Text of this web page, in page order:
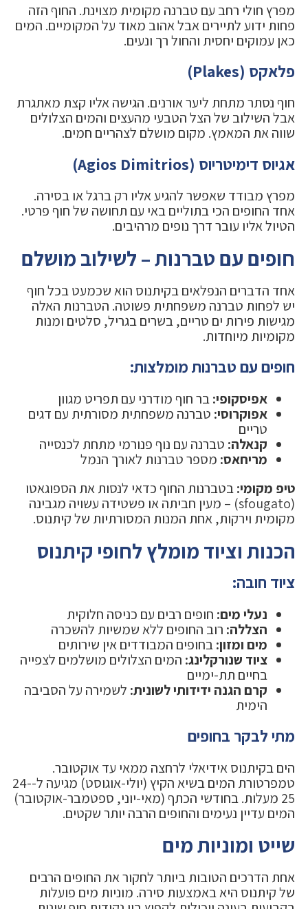
מפרץ חולי רחב עם טברנה מקומית מצוינת. החוף הזה
פחות ידוע לתיירים אבל אהוב מאוד על המקומיים. המים
כאן עמוקים יחסית והחול רך ונעים.
פלאקס (Plakes)
חוף נסתר מתחת ליער אורנים. הגישה אליו קצת מאתגרת
אבל השילוב של הצל הטבעי מהעצים והמים הצלולים
שווה את המאמץ. מקום מושלם לצהריים חמים.
אגיוס דימיטריוס (Agios Dimitrios)
מפרץ מבודד שאפשר להגיע אליו רק ברגל או בסירה.
אחד החופים הכי בתוליים באי עם תחושה של חוף פרטי.
הטיול אליו עובר דרך נופים מרהיבים.
חופים עם טברנות – לשילוב מושלם
אחד הדברים הנפלאים בקיתנוס הוא שכמעט בכל חוף
יש לפחות טברנה משפחתית פשוטה. הטברנות האלה
מגישות פירות ים טריים, בשרים בגריל, סלטים ומנות
מקומיות מיוחדות.
חופים עם טברנות מומלצות:
אפיסקופי:בר חוף מודרני עם תפריט מגוון
אפוקרוסי: טברנה משפחתית מסורתית עם דגים
טריים
קנאלה: טברנה עם נוף פנורמי מתחת לכנסייה
מריחאס: מספר טברנות לאורך הנמל
טיפ מקומי:בטברנות החוף כדאי לנסות את הספוגאטו
(sfougato) – מעין חביתה או פשטידה עשויה מגבינה
מקומית וירקות, אחת המנות המסורתיות של קיתנוס.
הכנות וציוד מומלץ לחופי קיתנוס
ציוד חובה:
נעלי מים: חופים רבים עם כניסה חלוקית
הצללה: רוב החופים ללא שמשיות להשכרה
מים ומזון:בחופים המבודדים אין שירותים
ציוד שנורקלינג: המים הצלולים מושלמים לצפייה
בחיים תת-ימיים
קרם הגנה ידידותי לשונית: לשמירה על הסביבה
הימית
מתי לבקר בחופים
הים בקיתנוס אידיאלי לרחצה ממאי עד אוקטובר.
טמפרטורת המים בשיא הקיץ (יולי-אוגוסט) מגיעה ל-24-
25 מעלות. בחודשי הכתף (מאי-יוני, ספטמבר-אוקטובר)
המים עדיין נעימים והחופים הרבה יותר שקטים.
שייט ומוניות מים
אחת הדרכים הטובות ביותר לחקור את החופים הרבים
של קיתנוס היא באמצעות סירה. מוניות מים פועלות